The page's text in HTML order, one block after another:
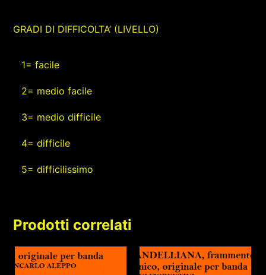
GRADI DI DIFFICOLTA’ (LIVELLO)
1= facile
2= medio facile
3= medio difficile
4= difficile
5= difficilissimo
Prodotti correlati